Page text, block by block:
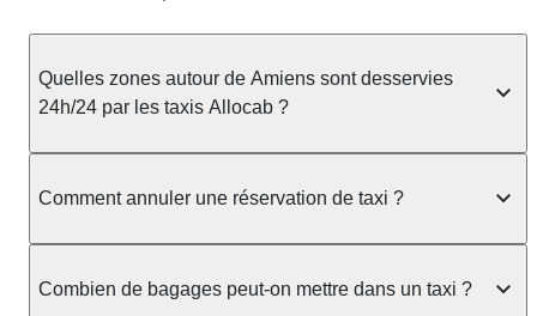
Quelles zones autour de Amiens sont desservies
24h/24 par les taxis Allocab ?
et dans les communes voisines : Amiens, Camon,
courses entre 22h et 6h, il est conseillé de
réserver à l'avance afin de garantir la disponibilité
Comment annuler une réservation de taxi ?
allocab.com ou l'application, rubrique Mes
Combien de bagages peut-on mettre dans un taxi ?